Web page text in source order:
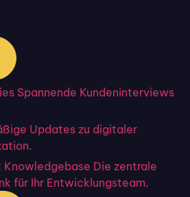
Spannende Kundeninterviews
Updates zu digitaler
Knowledgebase Die zentrale
für Ihr Entwicklungsteam.
mit Flixcheck
Flixmakler bis Mai
manuellen Abläufen,
Rückfragen bei und
sowie fehleranfälligen
– ganz besonders
wie der